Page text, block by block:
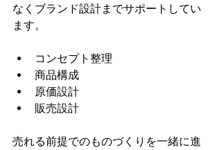
なくブランド設計までサポートしてい
ます。
コンセプト整理
商品構成
原価設計
販売設計
売れる前提でのものづくりを一緒に進